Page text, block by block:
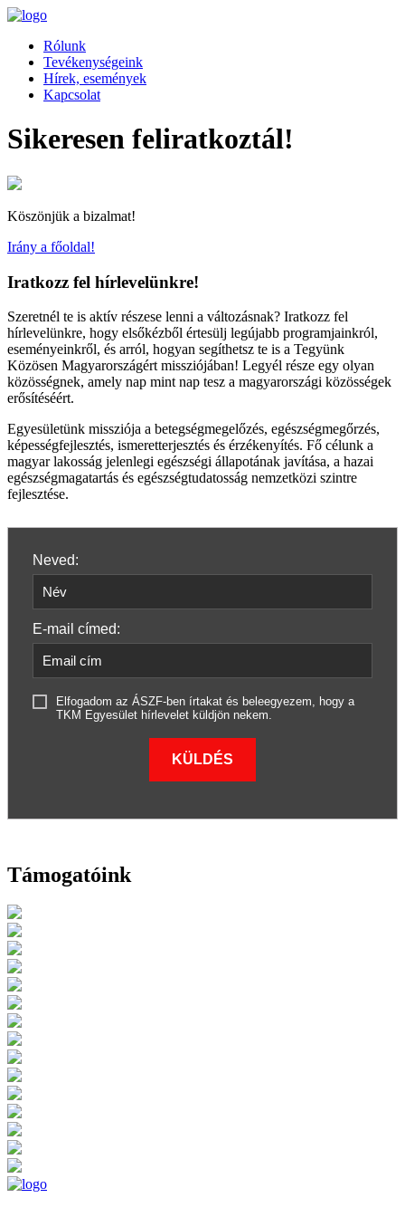
Rólunk
Tevékenységeink
Hírek, események
Kapcsolat
Sikeresen feliratkoztál!
Köszönjük a bizalmat!
Irány a főoldal!
Iratkozz fel hírlevelünkre!
Szeretnél te is aktív részese lenni a változásnak? Iratkozz fel
hírlevelünkre, hogy elsőkézből értesülj legújabb programjainkról,
eseményeinkről, és arról, hogyan segíthetsz te is a Tegyünk
Közösen Magyarországért missziójában! Legyél része egy olyan
közösségnek, amely nap mint nap tesz a magyarországi közösségek
erősítéséért.
Egyesületünk missziója a betegségmegelőzés, egészségmegőrzés,
képességfejlesztés, ismeretterjesztés és érzékenyítés. Fő célunk a
magyar lakosság jelenlegi egészségi állapotának javítása, a hazai
egészségmagatartás és egészségtudatosság nemzetközi szintre
fejlesztése.
Neved:
E-mail címed:
Elfogadom az ÁSZF-ben írtakat és beleegyezem, hogy a
TKM Egyesület hírlevelet küldjön nekem.
KÜLDÉS
Támogatóink